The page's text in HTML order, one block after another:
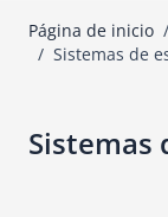
Página de inicio /
/ Sistemas de
Sistemas